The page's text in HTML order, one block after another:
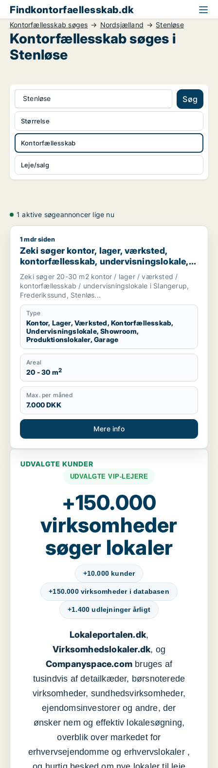
Findkontorfaellesskab.dk
Kontorfællesskab søges Nordsjælland Stenløse
Kontorfællesskab søges i
Stenløse
Stenløse Søg
Kontorfællesskab
Leje/salg
Størrelse
1 aktive søgeannoncer lige nu
Zeki søger kontor, lager, værksted, kontorfællesskab,
1 mdr siden
Zeki søger kontor, lager, værksted,
kontorfællesskab, undervisningslokale,
showroom, produktionslokaler eller
garage til leje i Slangerup, Frederikssund
eller Stenløse m.fl.
Zeki søger 20-30 m2 kontor / lager / værksted /
kontorfællesskab / undervisningslokale i Slangerup,
Frederikssund, Stenløs...
Type
Kontor, Lager, Værksted, Kontorfællesskab,
Undervisningslokale, Showroom,
Produktionslokaler, Garage
Areal
20 - 30 m2
Max. per måned
7.000 DKK
Mere info
UDVALGTE KUNDER
UDVALGTE VIP-LEJERE
+150.000
virksomheder
søger lokaler
+10.000 kunder
+150.000 virksomheder i databasen
+1.400 udlejninger årligt
Lokaleportalen.dk,
Virksomhedslokaler.dk, og
Companyspace.com bruges af
tusindvis af detailkæder, børsnoterede
virksomheder, sundhedsvirksomheder,
ejendomsinvestorer og andre, der
ønsker nem og effektiv lokalesøgning,
overblik over markedet for
erhvervsejendomme og erhvervslokaler ,